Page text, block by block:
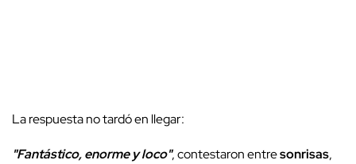
La respuesta no tardó en llegar:
"Fantástico, enorme y loco", contestaron entresonrisas,